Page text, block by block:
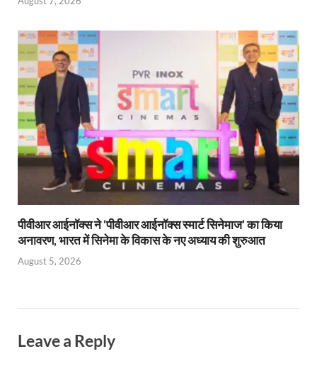
पीवीआर आईनॉक्स ने ‘पीवीआर आईनॉक्स स्मार्ट सिनेमाज’ का किया
अनावरण, भारत में सिनेमा के विकास के नए अध्याय की शुरुआत
August 5, 2026
Leave a Reply